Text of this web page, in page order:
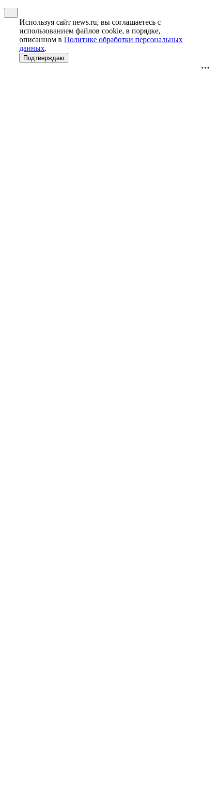
Используя сайт news.ru, вы соглашаетесь с
использованием файлов cookie, в порядке,
описанном в Политике обработки персональных
данных.
Подтверждаю